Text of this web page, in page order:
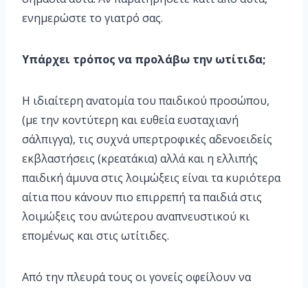
ενημερώστε το γιατρό σας.
Υπάρχει τρόπος να προλάβω την ωτίτιδα;
Η ιδιαίτερη ανατομία του παιδικού προσώπου,
(με την κοντύτερη και ευθεία ευσταχιανή
σάλπιγγα), τις συχνά υπερτροφικές αδενοειδείς
εκβλαστήσεις (κρεατάκια) αλλά και η ελλιπής
παιδική άμυνα στις λοιμώξεις είναι τα κυριότερα
αίτια που κάνουν πιο επιρρεπή τα παιδιά στις
λοιμώξεις του ανώτερου αναπνευστικού κι
επομένως και στις ωτίτιδες.
Από την πλευρά τους οι γονείς οφείλουν να